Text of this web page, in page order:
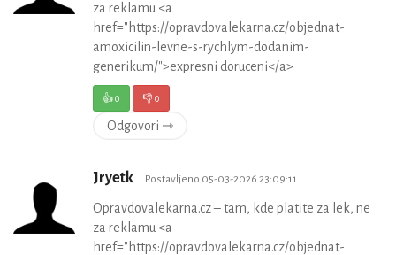
za reklamu <a
href="https://opravdovalekarna.cz/objednat-
amoxicilin-levne-s-rychlym-dodanim-
generikum/">expresni doruceni</a>
👍0 👎0
Odgovori ⇾
Jryetk Postavljeno 05-03-2026 23:09:11
Opravdovalekarna.cz – tam, kde platite za lek, ne
za reklamu <a
href="https://opravdovalekarna.cz/objednat-